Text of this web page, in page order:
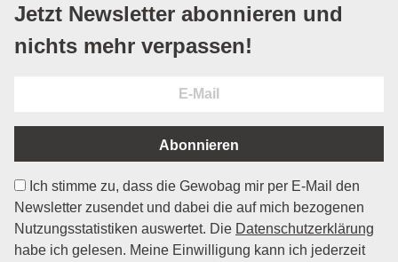
Jetzt Newsletter abonnieren und
nichts mehr verpassen!
Ich stimme zu, dass die Gewobag mir per E-Mail den
Newsletter zusendet und dabei die auf mich bezogenen
Nutzungsstatistiken auswertet. Die Datenschutzerklärung
habe ich gelesen. Meine Einwilligung kann ich jederzeit
Abonnieren